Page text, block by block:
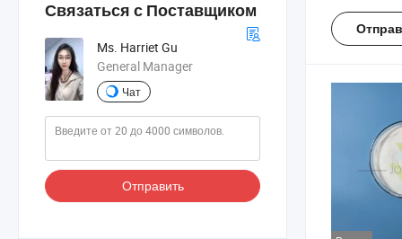
Связаться с Поставщиком
Ms. Harriet Gu
General Manager
Чат
Отправить